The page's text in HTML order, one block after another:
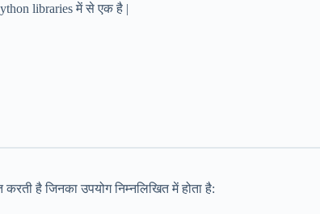
libraries में से एक है |
है जिनका उपयोग निम्नलिखित में होता है: